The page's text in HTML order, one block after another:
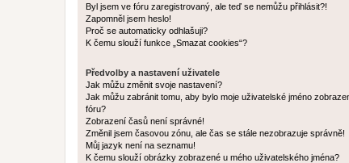
Byl jsem ve fóru zaregistrovaný, ale teď se nemůžu přihlásit?!
Zapomněl jsem heslo!
Proč se automaticky odhlašuji?
K čemu slouží funkce „Smazat cookies“?
Předvolby a nastavení uživatele
Jak můžu změnit svoje nastavení?
Jak můžu zabránit tomu, aby bylo moje uživatelské jméno
fóru?
Zobrazení časů není správné!
Změnil jsem časovou zónu, ale čas se stále nezobrazuje správně!
Můj jazyk není na seznamu!
K čemu slouží obrázky zobrazené u mého uživatelského jména?